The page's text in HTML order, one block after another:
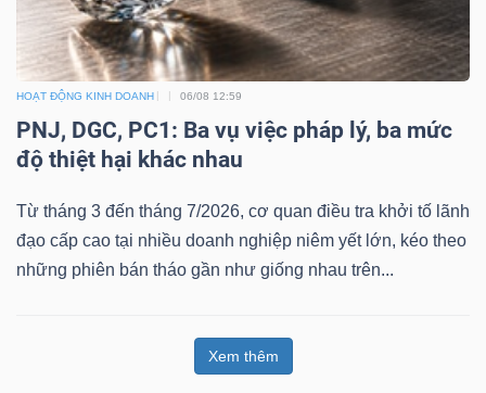
HOẠT ĐỘNG KINH DOANH 06/08 12:59
PNJ, DGC, PC1: Ba vụ việc pháp lý, ba mức
độ thiệt hại khác nhau
Từ tháng 3 đến tháng 7/2026, cơ quan điều tra khởi tố lãnh
đạo cấp cao tại nhiều doanh nghiệp niêm yết lớn, kéo theo
những phiên bán tháo gần như giống nhau trên...
Xem thêm